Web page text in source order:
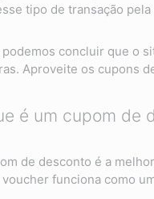
tipo de transação
podemos concluir que o
Aproveite os cupons
é um cupom de
de desconto é a
voucher funciona como